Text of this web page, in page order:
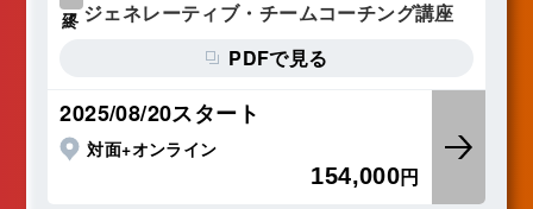
ジェネレーティブ・チームコーチング講座
PDFで見る
2025/08/20スタート
対面+オンライン
154,000円